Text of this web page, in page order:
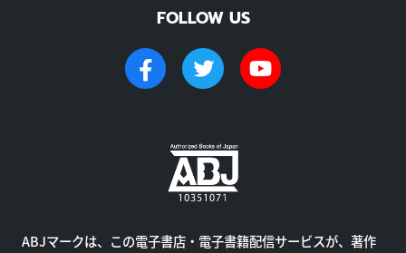
FOLLOW US
ABJマークは、この電子書店・電子書籍配信サービスが、著作